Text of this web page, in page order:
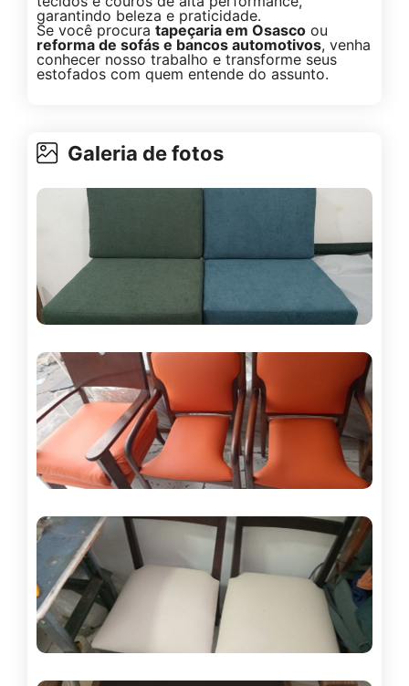
garantindo beleza e praticidade.
Se você procura tapeçaria em Osasco ou
reforma de sofás e bancos automotivos, venha
conhecer nosso trabalho e transforme seus
estofados com quem entende do assunto.
Galeria de fotos